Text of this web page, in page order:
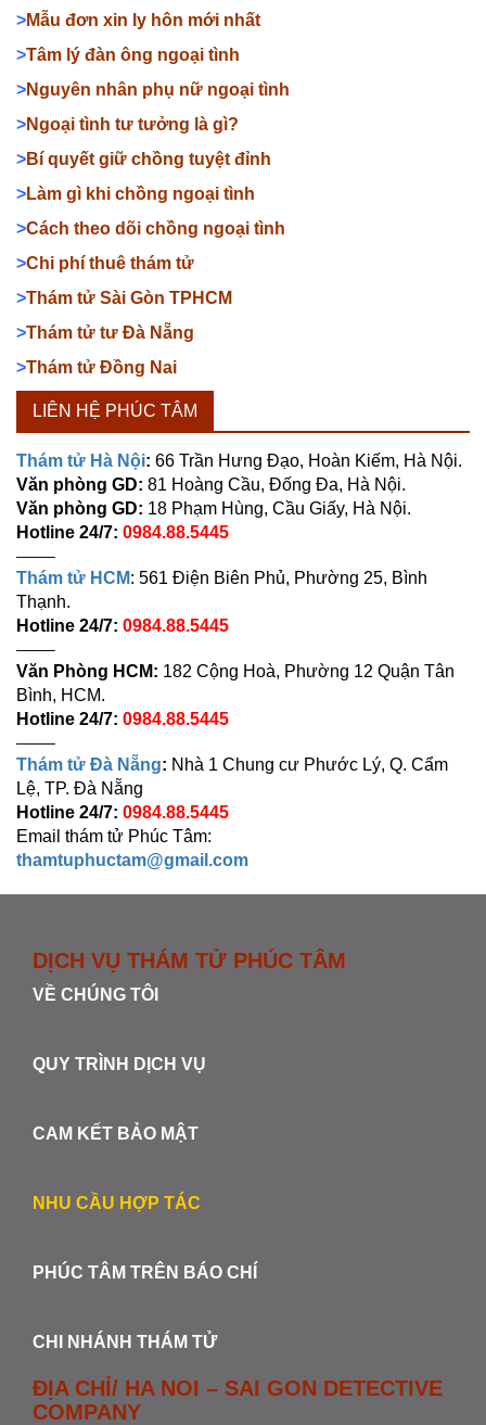
>Mẫu đơn xin ly hôn mới nhất
>Tâm lý đàn ông ngoại tình
>Nguyên nhân phụ nữ ngoại tình
>Ngoại tình tư tưởng là gì?
>Bí quyết giữ chồng tuyệt đỉnh
>Làm gì khi chồng ngoại tình
>Cách theo dõi chồng ngoại tình
>Chi phí thuê thám tử
>Thám tử Sài Gòn TPHCM
>Thám tử tư Đà Nẵng
>Thám tử Đồng Nai
LIÊN HỆ PHÚC TÂM
Thám tử Hà Nội: 66 Trần Hưng Đạo, Hoàn Kiếm, Hà Nội.
Văn phòng GD: 81 Hoàng Cầu, Đống Đa, Hà Nội.
Văn phòng GD: 18 Phạm Hùng, Cầu Giấy, Hà Nội.
Hotline 24/7: 0984.88.5445
——–
Thám tử HCM: 561 Điện Biên Phủ, Phường 25, Bình
Thạnh.
Hotline 24/7: 0984.88.5445
——–
Văn Phòng HCM: 182 Cộng Hoà, Phường 12 Quận Tân
Bình, HCM.
Hotline 24/7: 0984.88.5445
——–
Thám tử Đà Nẵng: Nhà 1 Chung cư Phước Lý, Q. Cẩm
Lệ, TP. Đà Nẵng
Hotline 24/7: 0984.88.5445
Email thám tử Phúc Tâm:
thamtuphuctam@gmail.com
DỊCH VỤ THÁM TỬ PHÚC TÂM
VỀ CHÚNG TÔI
QUY TRÌNH DỊCH VỤ
CAM KẾT BẢO MẬT
NHU CẦU HỢP TÁC
PHÚC TÂM TRÊN BÁO CHÍ
CHI NHÁNH THÁM TỬ
ĐỊA CHỈ/ HA NOI – SAI GON DETECTIVE
COMPANY